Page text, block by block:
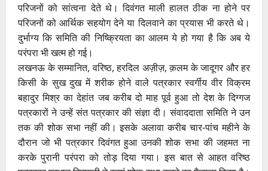
परिजनों को सांत्वना देते थे। दिवंगत माली हालत ठीक ना होने पर
परिजनों को आर्थिक सहयोग देने या दिलवाने का प्रयास भी करते थे।
दुर्भाग्य कि समिति की निष्क्रियता का आलम ये हो गया है कि अब ये
परंपरा भी खत्म हो गई।
लखनऊ के सम्मानित, वरिष्ठ, हरदिल अज़ीज़, क़लम के जादूगर और हर
किसी के सुख दुख में शरीक होने वाले पत्रकार स्वर्गीय वीर विक्रम
बहादुर मिश्र का देहांत जब करीब दो माह पूर्व हुआ तो देश के दिग्गज
पत्रकारों ने उन्हें संत पत्रकार की संज्ञा दी। संवाददाता समिति ने उन
तक की शोक सभा नहीं की। इसके अलावा करीब चार-पांच महीने के
दौरान जो भी पत्रकार दिवंगत हुआ उनकी शोक सभा की जहमत ना
करके पुरानी परंपरा को तोड़ दिया गया। इस बात से आहत वरिष्ठ